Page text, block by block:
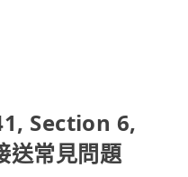
Section 6,
常見問題